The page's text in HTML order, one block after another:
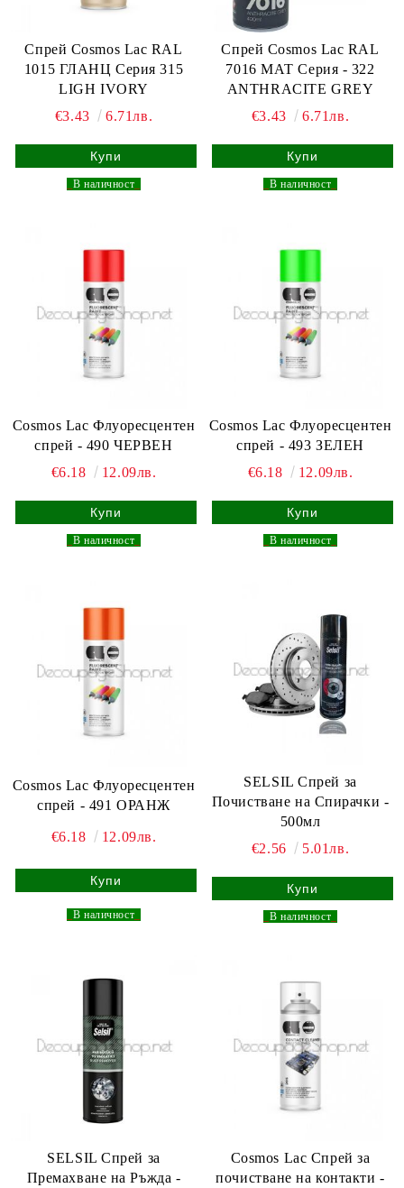
Спрей Cosmos Lac RAL
1015 ГЛАНЦ Серия 315
LIGH IVORY
€3.43
6.71лв.
В наличност
Спрей Cosmos Lac RAL
7016 МАТ Серия - 322
ANTHRACITE GREY
€3.43
6.71лв.
В наличност
Cosmos Lac Флуоресцентен
спрей - 490 ЧЕРВЕН
€6.18
12.09лв.
В наличност
Cosmos Lac Флуоресцентен
спрей - 493 ЗЕЛЕН
€6.18
12.09лв.
В наличност
Cosmos Lac Флуоресцентен
спрей - 491 ОРАНЖ
€6.18 12.09лв.
В наличност
SELSIL Спрей за
Почистване на Спирачки -
500мл
€2.56
5.01лв.
В наличност
SELSIL Спрей за
Премахване на Ръжда -
Cosmos Lac Спрей за
почистване на контакти -